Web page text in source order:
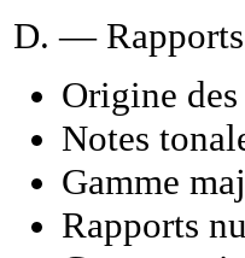
D. — Rapports
Origine des
Notes
Gamme
Rapports